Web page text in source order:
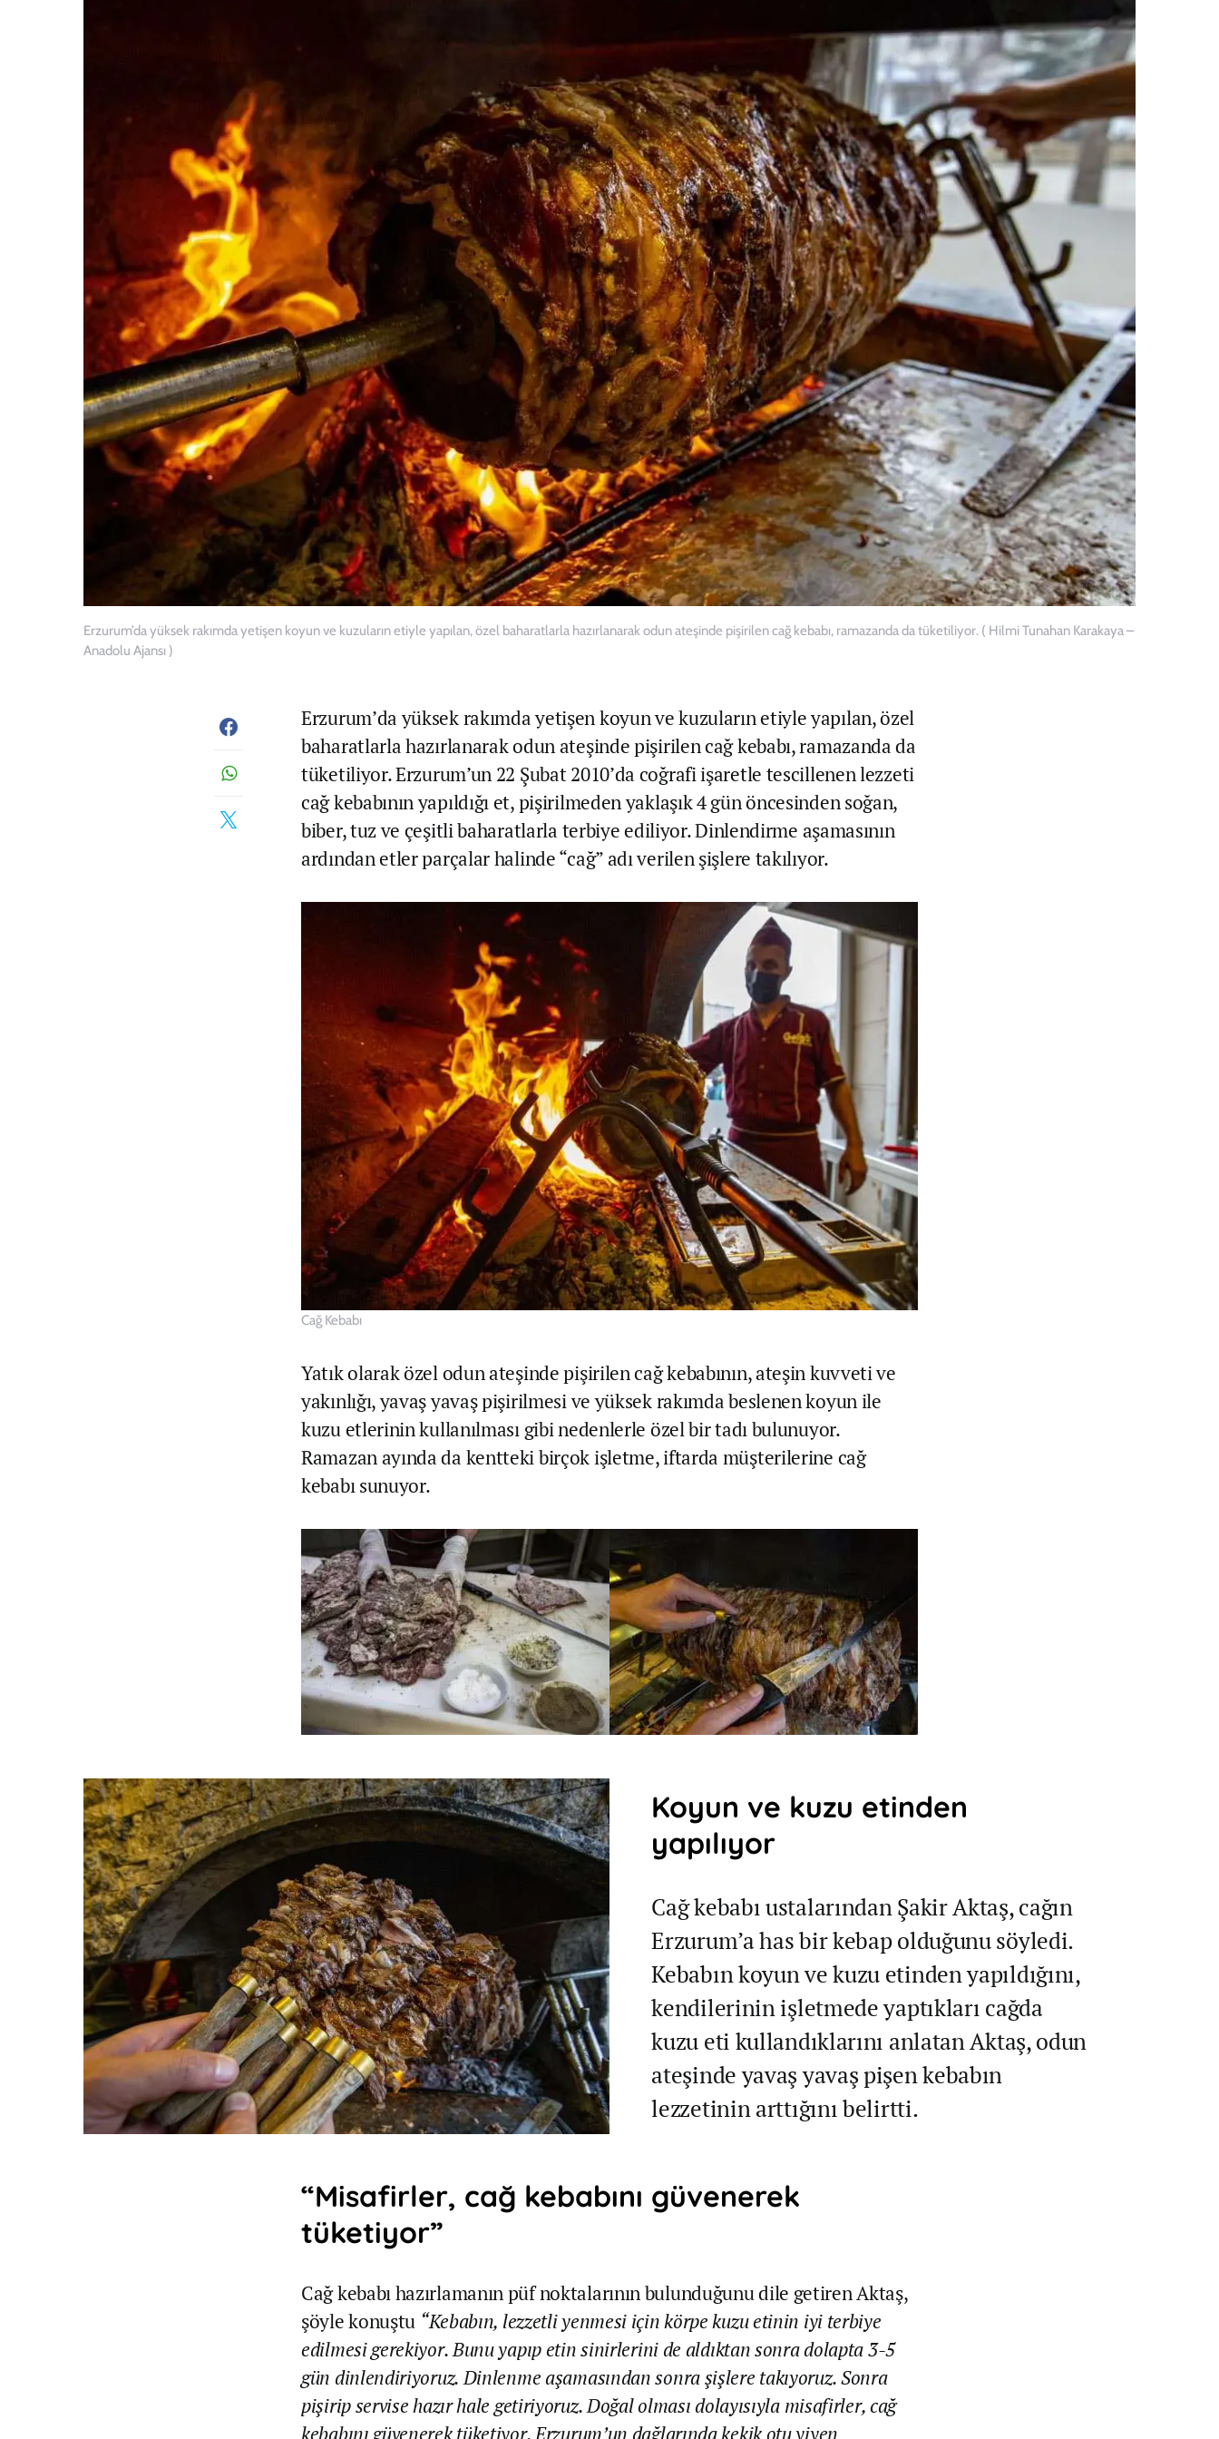
Erzurum’da yüksek rakımda yetişen koyun ve kuzuların etiyle yapılan, özel baharatlarla hazırlanarak odun ateşinde pişirilen cağ kebabı, ramazanda da tüketiliyor. ( Hilmi Tunahan Karakaya –
Anadolu Ajansı )
Erzurum’da yüksek rakımda yetişen koyun ve kuzuların etiyle yapılan, özel
baharatlarla hazırlanarak odun ateşinde pişirilen cağ kebabı, ramazanda da
tüketiliyor. Erzurum’un 22 Şubat 2010’da coğrafi işaretle tescillenen lezzeti
cağ kebabının yapıldığı et, pişirilmeden yaklaşık 4 gün öncesinden soğan,
biber, tuz ve çeşitli baharatlarla terbiye ediliyor. Dinlendirme aşamasının
ardından etler parçalar halinde “cağ” adı verilen şişlere takılıyor.
Cağ Kebabı
Yatık olarak özel odun ateşinde pişirilen cağ kebabının, ateşin kuvveti ve
yakınlığı, yavaş yavaş pişirilmesi ve yüksek rakımda beslenen koyun ile
kuzu etlerinin kullanılması gibi nedenlerle özel bir tadı bulunuyor.
Ramazan ayında da kentteki birçok işletme, iftarda müşterilerine cağ
kebabı sunuyor.
Koyun ve kuzu etinden
yapılıyor
Cağ kebabı ustalarından Şakir Aktaş, cağın
Erzurum’a has bir kebap olduğunu söyledi.
Kebabın koyun ve kuzu etinden yapıldığını,
kendilerinin işletmede yaptıkları cağda
kuzu eti kullandıklarını anlatan Aktaş, odun
ateşinde yavaş yavaş pişen kebabın
lezzetinin arttığını belirtti.
“Misafirler, cağ kebabını güvenerek
tüketiyor”
Cağ kebabı hazırlamanın püf noktalarının bulunduğunu dile getiren Aktaş,
şöyle konuştu “Kebabın, lezzetli yenmesi için körpe kuzu etinin iyi terbiye
edilmesi gerekiyor. Bunu yapıp etin sinirlerini de aldıktan sonra dolapta 3-5
gün dinlendiriyoruz. Dinlenme aşamasından sonra şişlere takıyoruz. Sonra
pişirip servise hazır hale getiriyoruz. Doğal olması dolayısıyla misafirler, cağ
kebabını güvenerek tüketiyor. Erzurum’un dağlarında kekik otu yiyen